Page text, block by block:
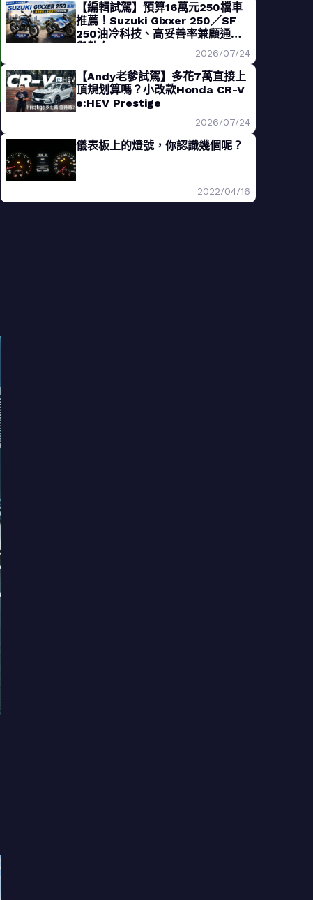
【編輯試駕】預算16萬元250檔車
推薦！Suzuki Gixxer 250／SF
250油冷科技、高妥善率兼顧通勤
與熱血
2026/07/24
【Andy老爹試駕】多花7萬直接上
頂規划算嗎？小改款Honda CR-V
e:HEV Prestige
2026/07/24
儀表板上的燈號，你認識幾個呢？
2022/04/16